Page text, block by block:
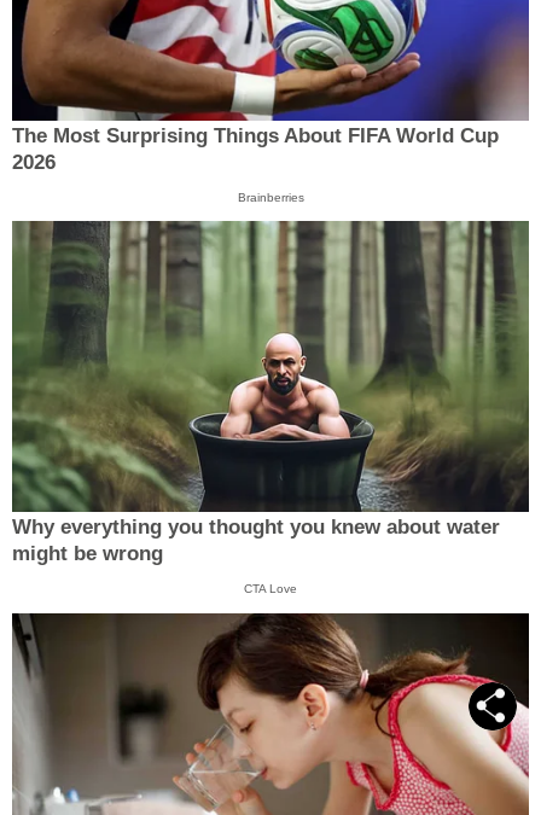
The Most Surprising Things About FIFA World Cup
2026
Brainberries
Why everything you thought you knew about water
might be wrong
CTA Love